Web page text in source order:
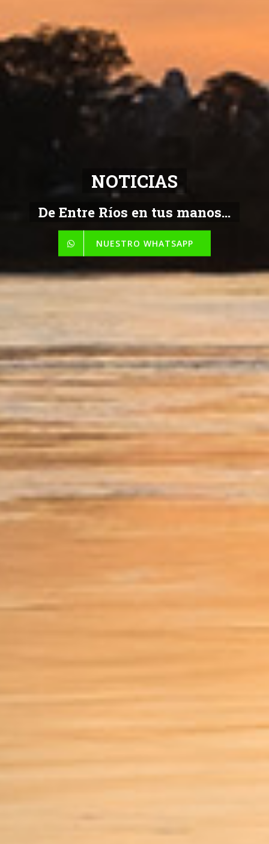
NOTICIAS
De Entre Ríos en tus manos...
NUESTRO WHATSAPP